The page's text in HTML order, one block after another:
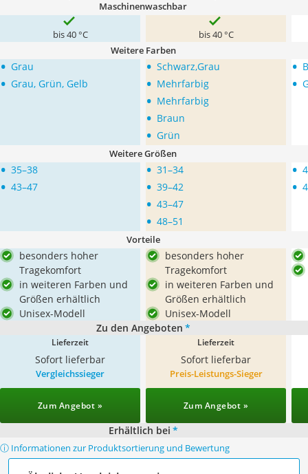
Maschinenwaschbar
bis 40 °C bis 40 °C
Weitere Farben
• Grau
• Grau, Grün, Gelb
• Schwarz,Grau
• Mehrfarbig
• Mehrfarbig
• Braun
• Grün
•
•
Weitere Größen
• 35–38
• 43–47
• 31–34
• 39–42
• 43–47
• 48–51
•
•
Vorteile
besonders hoher
Tragekomfort
in weiteren Farben und
Größen erhältlich
Unisex-Modell
besonders hoher
Tragekomfort
in weiteren Farben und
Größen erhältlich
Unisex-Modell
Zu den Angeboten *
Lieferzeit
Sofort lieferbar
Lieferzeit
Sofort lieferbar
Vergleichssieger
Zum Angebot »
Preis-Leistungs-Sieger
Zum Angebot »
Erhältlich bei *
ⓘ Informationen zur Produktsortierung und Bewertung